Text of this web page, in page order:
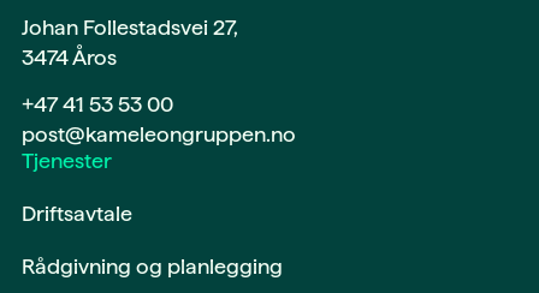
Johan Follestadsvei 27,
3474 Åros
+47 41 53 53 00
post@kameleongruppen.no
Tjenester
Driftsavtale
Rådgivning og planlegging